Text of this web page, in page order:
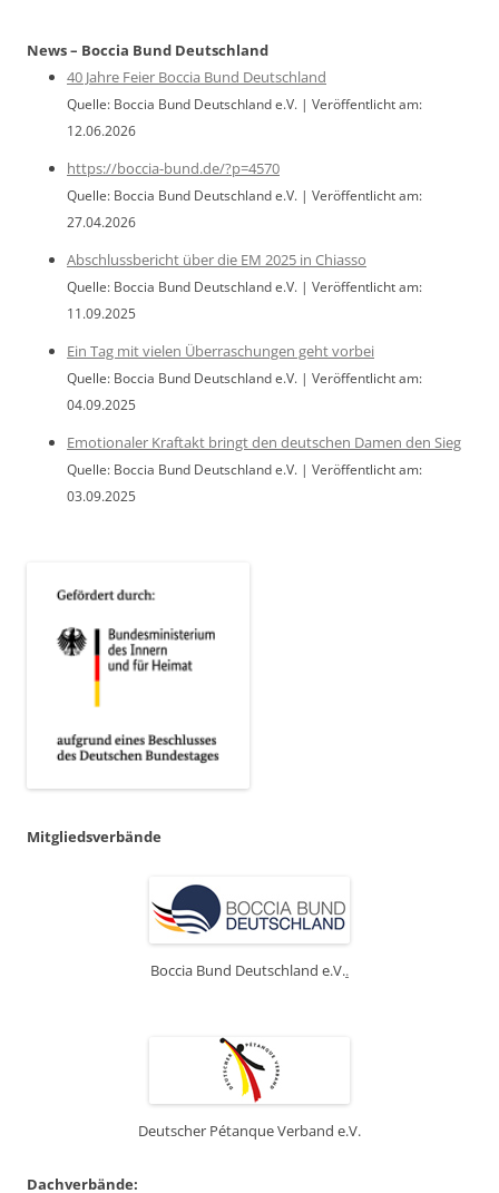
News – Boccia Bund Deutschland
40 Jahre Feier Boccia Bund Deutschland
Quelle: Boccia Bund Deutschland e.V.
Veröffentlicht am:
12.06.2026
https://boccia-bund.de/?p=4570
Quelle: Boccia Bund Deutschland e.V.
Veröffentlicht am:
27.04.2026
Abschlussbericht über die EM 2025 in Chiasso
Quelle: Boccia Bund Deutschland e.V.
Veröffentlicht am:
11.09.2025
Ein Tag mit vielen Überraschungen geht vorbei
Quelle: Boccia Bund Deutschland e.V.
Veröffentlicht am:
04.09.2025
Emotionaler Kraftakt bringt den deutschen Damen den Sieg
Quelle: Boccia Bund Deutschland e.V.
Veröffentlicht am:
03.09.2025
Mitgliedsverbände
Boccia Bund Deutschland e.V..
Deutscher Pétanque Verband e.V.
Dachverbände: